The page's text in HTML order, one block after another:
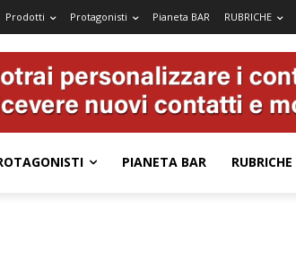
Prodotti Protagonisti Pianeta BAR RUBRICHE
PIANETA BAR RUBRICHE